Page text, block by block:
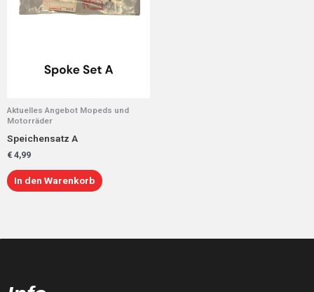
Aktuelles Angebot Mopeds und
Motorräder
Speichensatz A
€ 4,99
In den Warenkorb